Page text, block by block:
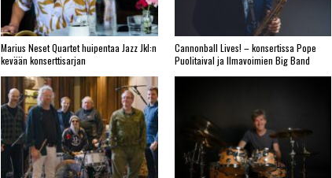
Marius Neset Quartet huipentaa Jazz Jkl:n
kevään konserttisarjan
Cannonball Lives! – konsertissa Pope
Puolitaival ja Ilmavoimien Big Band